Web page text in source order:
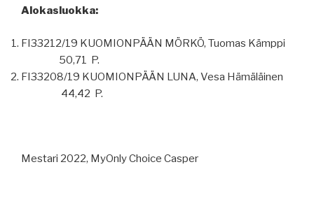
Alokasluokka:
FI33212/19 KUOMIONPÄÄN MÖRKÖ, Tuomas Kämppi
50,71 P.
FI33208/19 KUOMIONPÄÄN LUNA, Vesa Hämäläinen
44,42 P.
Mestari 2022, MyOnly Choice Casper